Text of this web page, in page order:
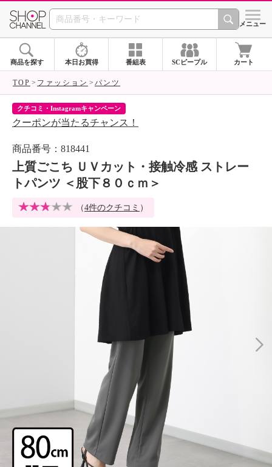
SHOP CHANNEL シメニュー
商品を探す 本日お買得 番組表 SCピープル カート
TOP ファッション パンツ
クチコミ・Instagramキャンペーン
クーポンが当たるチャンス！
商品番号：818441
上質ごこち ＵＶカット・接触冷感 ストレー
トパンツ ＜股下８０ｃｍ＞
（4件のクチコミ ）